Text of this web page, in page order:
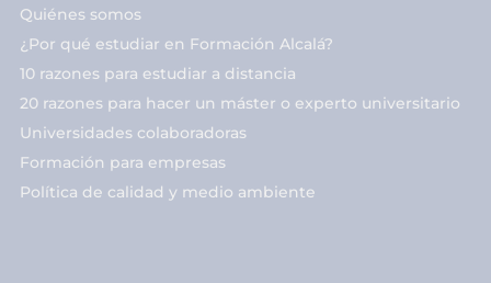
Quiénes somos
¿Por qué estudiar en Formación Alcalá?
10 razones para estudiar a distancia
20 razones para hacer un máster o experto universitario
Universidades colaboradoras
Formación para empresas
Política de calidad y medio ambiente